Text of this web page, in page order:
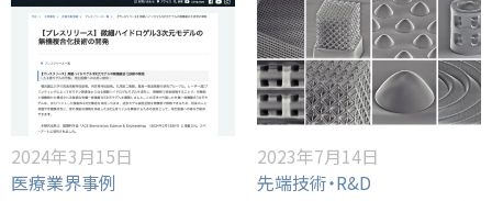
2024年3月15日
医療業界事例
2023年7月14日
先端技術・R&D